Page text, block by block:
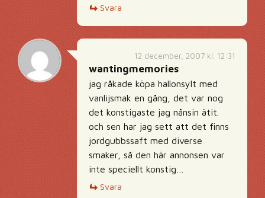
Svara
12 december, 2007 kl. 12:31
wantingmemories
jag råkade köpa hallonsylt med
vanlijsmak en gång, det var nog
det konstigaste jag nånsin ätit.
och sen har jag sett att det finns
jordgubbssaft med diverse
smaker, så den här annonsen var
inte speciellt konstig…
Svara